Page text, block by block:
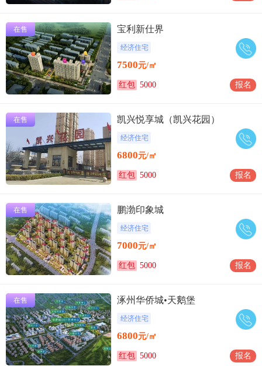
在售 宝利新仕界
经济住宅
7500元/㎡
红包 5000 报名
在售 凯兴悦享城（凯兴花园）
经济住宅
6800元/㎡
红包 5000 报名
在售 鹏渤印象城
经济住宅
7000元/㎡
红包 5000 报名
在售 涿州华侨城•天鹅堡
经济住宅
6800元/㎡
红包 5000 报名